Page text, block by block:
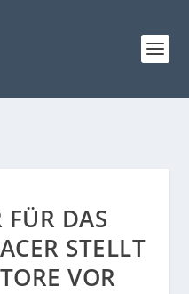
DAS
STELLT
VOR